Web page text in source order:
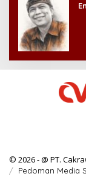
© 2026 - @ PT.
Pedoman Media